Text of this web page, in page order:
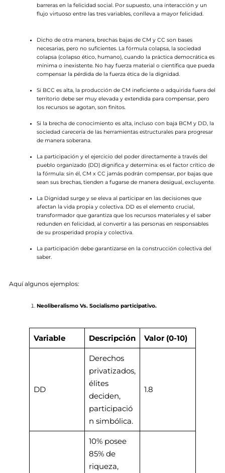
barreras en la felicidad social. Por supuesto, una interacción y un
flujo virtuoso entre las tres variables, conlleva a mayor felicidad.
Dicho de otra manera, brechas bajas de CM y CC son bases
necesarias, pero no suficientes. La fórmula colapsa, la sociedad
colapsa (colapso ético, humano), cuando la práctica democrática es
mínima o inexistente. No hay fuerza material o científica que pueda
compensar la pérdida de la fuerza ética de la dignidad.
Si BCC es alta, la producción de CM ineficiente o adquirida fuera del
territorio debe ser muy elevada y extendida para compensar, pero
los recursos se agotan, son finitos.
Si la brecha de conocimiento es alta, incluso con baja BCM y DD, la
sociedad carecería de las herramientas estructurales para progresar
de manera soberana.
La participación y el ejercicio del poder directamente a través del
pueblo organizado (DD) dignifica y determina: es el factor crítico de
la fórmula: sin él, CM x CC jamás podrán compensar, por bajas que
sean sus brechas, tienden a fugarse de manera desigual, excluyente.
La Dignidad surge y se eleva al participar en las decisiones que
afectan la vida propia y colectiva. DD es el elemento crucial,
transformador que garantiza que los recursos materiales y el saber
redunden en felicidad, al convertir a las personas en responsables
de su prosperidad propia y colectiva.
La participación debe garantizarse en la construcción colectiva del
saber.
Aquí algunos ejemplos:
Neoliberalismo Vs. Socialismo participativo.
Variable Descripción Valor (0-10)
DD
Derechos
privatizados,
élites
deciden,
participació
n simbólica.
1.8
10% posee
85% de
riqueza,